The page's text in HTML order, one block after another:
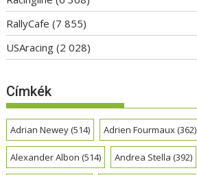
RallyCafe (7 855)
USAracing (2 028)
Címkék
Adrian Newey(514) Adrien Fourmaux(362)
Alexander Albon (514) Andrea Stella (392)